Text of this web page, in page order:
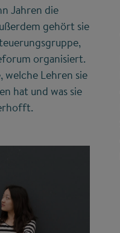
Jahren die
gehört sie
organisiert.
welche Lehren sie
hat und was sie